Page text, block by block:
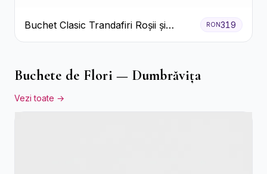
Buchet Clasic Trandafiri Roșii și
Eucalipt
RON319
Buchete de Flori — Dumbrăvița
Vezi toate →